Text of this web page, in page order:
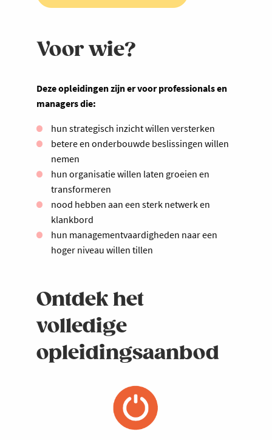
Voor wie?
Deze opleidingen zijn er voor professionals en
managers die:
hun strategisch inzicht willen versterken
betere en onderbouwde beslissingen willen
nemen
hun organisatie willen laten groeien en
transformeren
nood hebben aan een sterk netwerk en
klankbord
hun managementvaardigheden naar een
hoger niveau willen tillen
Ontdek het
volledige
opleidingsaanbod